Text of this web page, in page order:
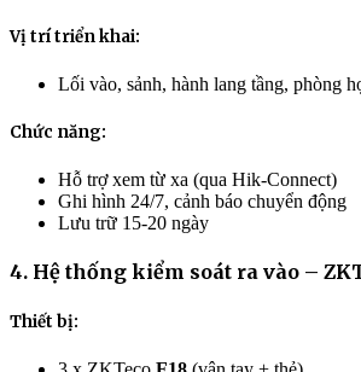
Vị trí triển khai:
Lối vào, sảnh, hành lang tầng, phòng
Chức năng:
Hỗ trợ xem từ xa (qua Hik-Connect)
Ghi hình 24/7, cảnh báo chuyển động
Lưu trữ 15-20 ngày
4. Hệ thống kiểm soát ra vào –
Thiết bị: